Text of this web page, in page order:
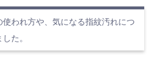
われ方や、気になる指紋汚れにつ
た。